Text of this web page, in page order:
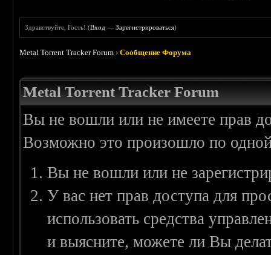
Здравствуйте, Гость! (Вход —Зарегистрироваться)
Metal Torrent Tracker Forum ›Сообщение Форума
Metal Torrent Tracker Forum
Вы не вошли или не имеете прав
Возможно это произошло по
Вы не вошли или не
У вас нет прав доступа для
использовать средства
и выясните, можете ли Вы